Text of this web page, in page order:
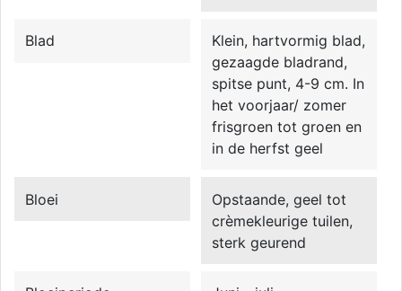
Blad
Klein, hartvormig blad,
gezaagde bladrand,
spitse punt, 4-9 cm. In
het voorjaar/ zomer
frisgroen tot groen en
in de herfst geel
Bloei
Opstaande, geel tot
crèmekleurige tuilen,
sterk geurend